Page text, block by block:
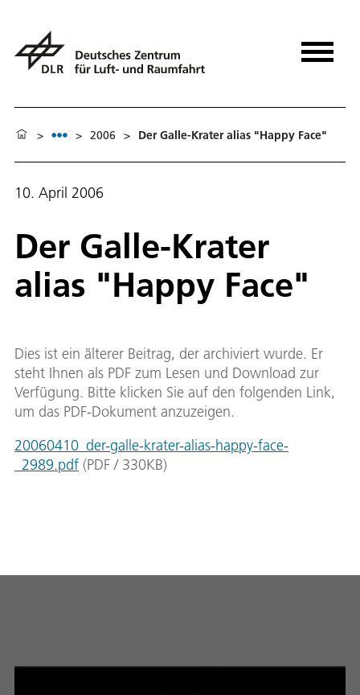
> > 2006 > Der Galle-Krater alias "Happy Face"
10. April 2006
Der Galle-Krater
alias "Happy Face"
Dies ist ein älterer Beitrag, der archiviert wurde. Er
steht Ihnen als PDF zum Lesen und Download zur
Verfügung. Bitte klicken Sie auf den folgenden Link,
um das PDF-Dokument anzuzeigen.
20060410_der-galle-krater-alias-happy-face-
_2989.pdf (PDF / 330KB)